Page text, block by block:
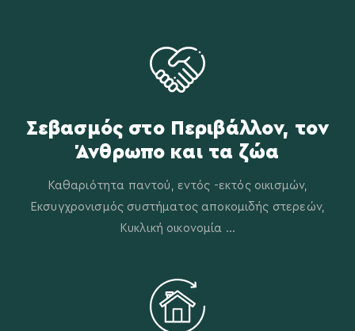
Σεβασμός στο Περιβάλλον, τον
Άνθρωπο και τα ζώα
Καθαριότητα παντού, εντός -εκτός οικισμών,
Εκσυγχρονισμός συστήματος αποκομιδής στερεών,
Κυκλική οικονομία ...